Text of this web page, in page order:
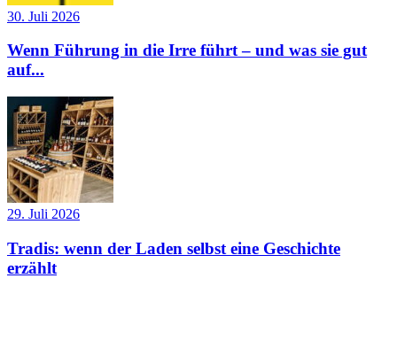
30. Juli 2026
Wenn Führung in die Irre führt – und was sie gut
auf...
29. Juli 2026
Tradis: wenn der Laden selbst eine Geschichte
erzählt